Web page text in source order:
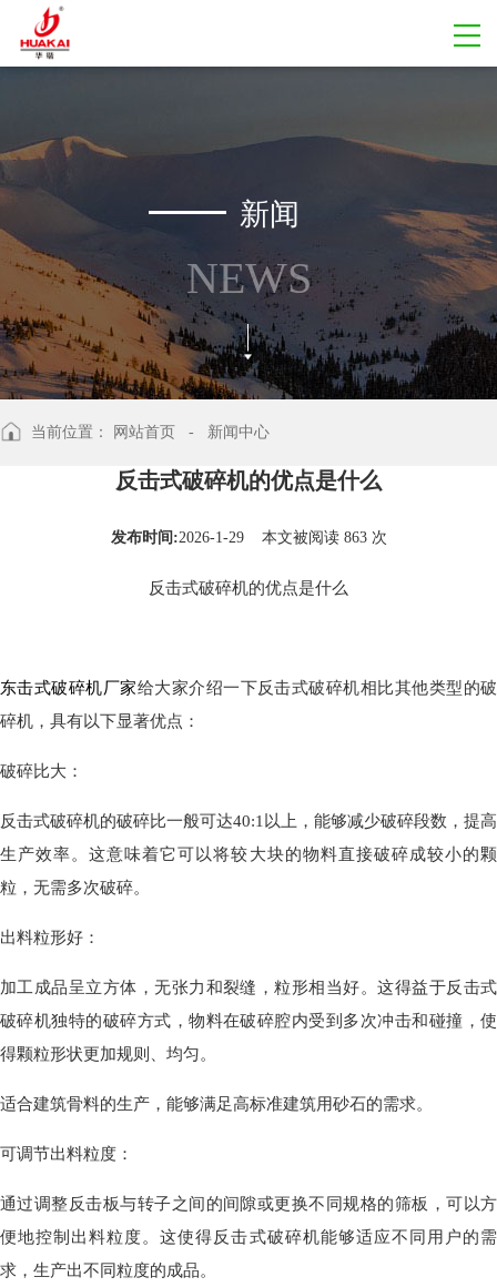
新闻
NEWS
当前位置： 网站首页 - 新闻中心
反击式破碎机的优点是什么
发布时间:2026-1-29 本文被阅读 863 次
反击式破碎机的优点是什么
东击式破碎机厂家给大家介绍一下反击式破碎机相比其他类型的破
碎机，具有以下显著优点：
破碎比大：
反击式破碎机的破碎比一般可达40:1以上，能够减少破碎段数，提高
生产效率。这意味着它可以将较大块的物料直接破碎成较小的颗
粒，无需多次破碎。
出料粒形好：
加工成品呈立方体，无张力和裂缝，粒形相当好。这得益于反击式
破碎机独特的破碎方式，物料在破碎腔内受到多次冲击和碰撞，使
得颗粒形状更加规则、均匀。
适合建筑骨料的生产，能够满足高标准建筑用砂石的需求。
可调节出料粒度：
通过调整反击板与转子之间的间隙或更换不同规格的筛板，可以方
便地控制出料粒度。这使得反击式破碎机能够适应不同用户的需
求，生产出不同粒度的成品。